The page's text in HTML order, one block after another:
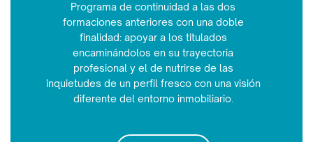
Programa de continuidad a las dos
formaciones anteriores con una doble
finalidad: apoyar a los titulados
encaminándolos en su trayectoria
profesional y el de nutrirse de las
inquietudes de un perfil fresco con una visión
diferente del entorno inmobiliario.